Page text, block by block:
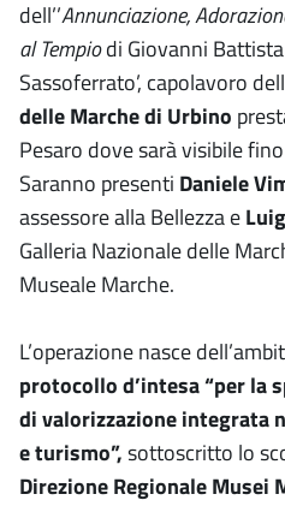
dell’’Annunciazione,
al Tempiodi Giovanni Battista
Sassoferrato’, capolavoro
delle Marche di Urbino
Pesaro dove sarà visibile
Saranno presenti Daniele
assessore alla Bellezza e
Galleria Nazionale delle
Museale Marche.
L’operazione nasce
protocollo d’intesa “per la
di valorizzazione integrata
e turismo”,sottoscritto lo
Direzione Regionale Musei